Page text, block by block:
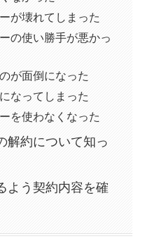
が壊れてしまった
の使い勝手が悪かっ
が面倒になった
なってしまった
を使わなくなった
解約について知っ
よう契約内容を確